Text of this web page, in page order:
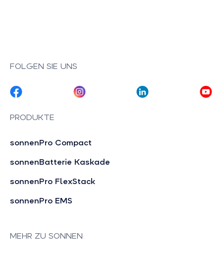
FOLGEN SIE UNS
PRODUKTE
sonnenPro Compact
sonnenBatterie Kaskade
sonnenPro FlexStack
sonnenPro EMS
MEHR ZU SONNEN